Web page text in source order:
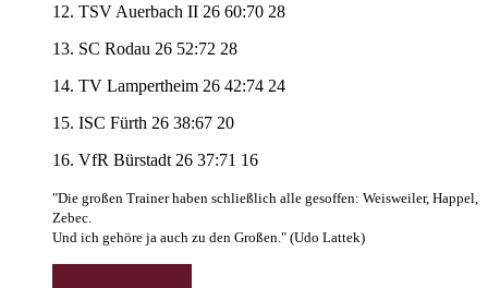
12. TSV Auerbach II 26 60:70 28
13. SC Rodau 26 52:72 28
14. TV Lampertheim 26 42:74 24
15. ISC Fürth 26 38:67 20
16. VfR Bürstadt 26 37:71 16
"Die großen Trainer haben schließlich alle gesoffen: Weisweiler, Happel,
Zebec.
Und ich gehöre ja auch zu den Großen." (Udo Lattek)